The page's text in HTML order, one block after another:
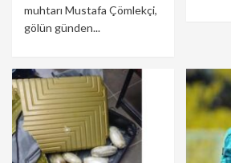
muhtarı Mustafa Çömlekçi,
gölün günden...